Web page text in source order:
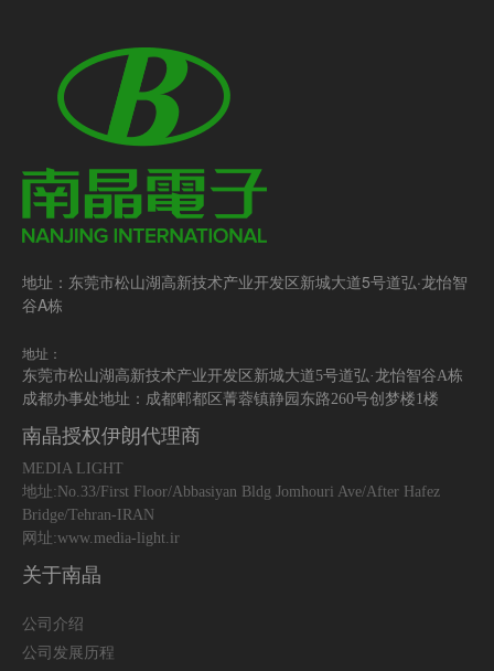
地址：东莞市松山湖高新技术产业开发区新城大道5号道弘·龙怡智
谷A栋
地址：
东莞市松山湖高新技术产业开发区新城大道5号道弘·龙怡智谷A栋
成都办事处地址：成都郫都区菁蓉镇静园东路260号创梦楼1楼
南晶授权伊朗代理商
MEDIA LIGHT
地址:No.33/First Floor/Abbasiyan Bldg Jomhouri Ave/After Hafez
Bridge/Tehran-IRAN
网址:www.media-light.ir
关于南晶
公司介绍
公司发展历程